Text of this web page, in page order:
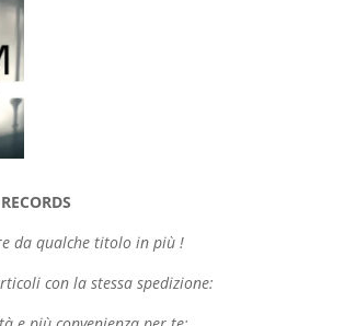
da qualche titolo in più !
con la stessa spedizione: